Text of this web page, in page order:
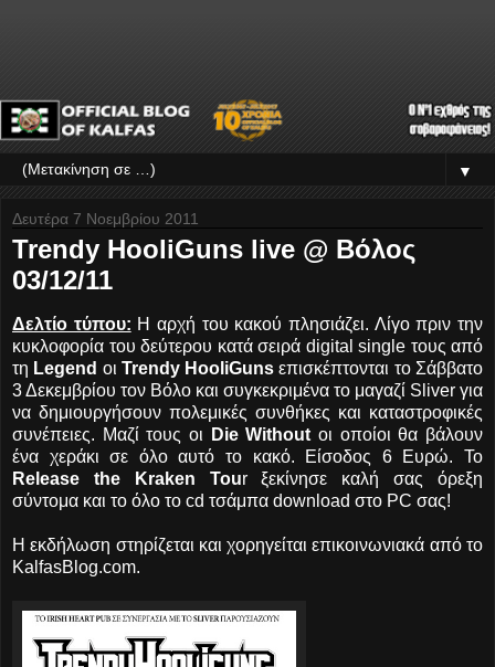
▼
Δευτέρα 7 Νοεμβρίου 2011
Trendy HooliGuns live @ Βόλος
03/12/11
Δελτίο τύπου: Η αρχή του κακού πλησιάζει. Λίγο πριν την
κυκλοφορία του δεύτερου κατά σειρά digital single τους από
τη Legend οι Trendy HooliGuns επισκέπτονται το Σάββατο
3 Δεκεμβρίου τον Βόλο και συγκεκριμένα το μαγαζί Sliver για
να δημιουργήσουν πολεμικές συνθήκες και καταστροφικές
συνέπειες. Μαζί τους οι
Die Without οι οποίοι θα βάλουν
ένα χεράκι σε όλο αυτό το κακό. Είσοδος 6 Ευρώ. Το
Release the Kraken Tour ξεκίνησε καλή σας όρεξη
σύντομα και το όλο το cd τσάμπα download στο PC σας!
Η εκδήλωση στηρίζεται και χορηγείται επικοινωνιακά από το
KalfasBlog.com.